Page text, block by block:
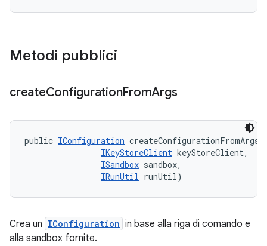
Metodi pubblici
createConfigurationFromArgs
public IConfiguration
IKeyStoreClient keyStoreClient,
ISandbox sandbox,
IRunUtil runUtil)
Crea un IConfiguration in base alla riga di comando e
alla sandbox fornite.